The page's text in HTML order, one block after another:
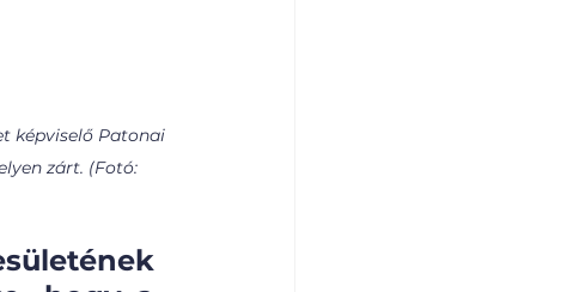
képviselő Patonai
zárt. (Fotó: